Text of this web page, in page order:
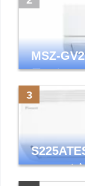
MSZ-
霧ヶ峰
ワ
シリーズ